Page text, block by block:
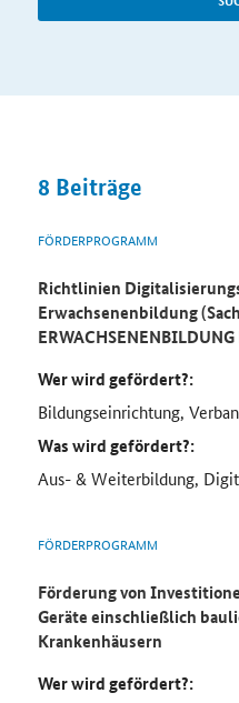
8 Beiträge
FÖRDERPROGRAMM
Richtlinien
Erwachsenenbildung
Wer wird gefördert?:
Bildungseinrichtung,
Was wird gefördert?:
Aus- & Weiterbildung,
FÖRDERPROGRAMM
Förderung von
Geräte einschließlich
Krankenhäusern
Wer wird gefördert?: